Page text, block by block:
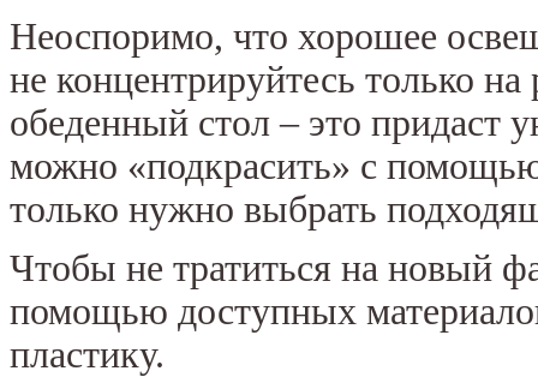
Неоспоримо, что хорошее
не концентрируйтесь только
обеденный стол – это придаст
можно «подкрасить» с
только нужно выбрать
Чтобы не тратиться на новый
помощью доступных
пластику.